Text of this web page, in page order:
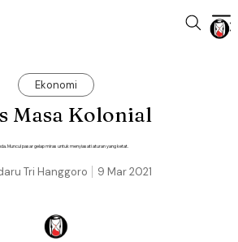
Ekonomi
Masa Kolonial
Muncul pasar gelap miras untuk menyiasati aturan yang ketat.
9 Mar 2021
Tri Hanggoro